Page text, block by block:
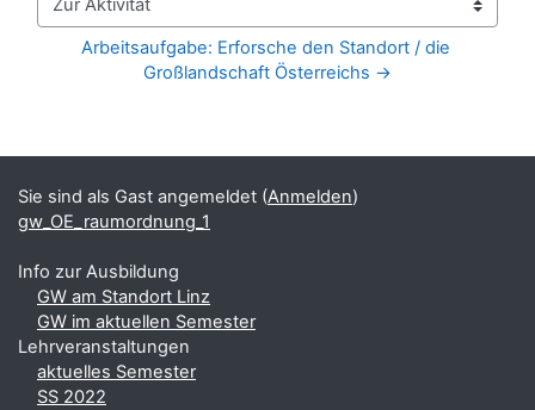
Zur Aktivität
Arbeitsaufgabe: Erforsche den Standort / die
Großlandschaft Österreichs →
Ergänzungsblöcke
Sie sind als Gast angemeldet (Anmelden)
gw_OE_raumordnung_1
Info zur Ausbildung
GW am Standort Linz
GW im aktuellen Semester
Lehrveranstaltungen
aktuelles Semester
SS 2022